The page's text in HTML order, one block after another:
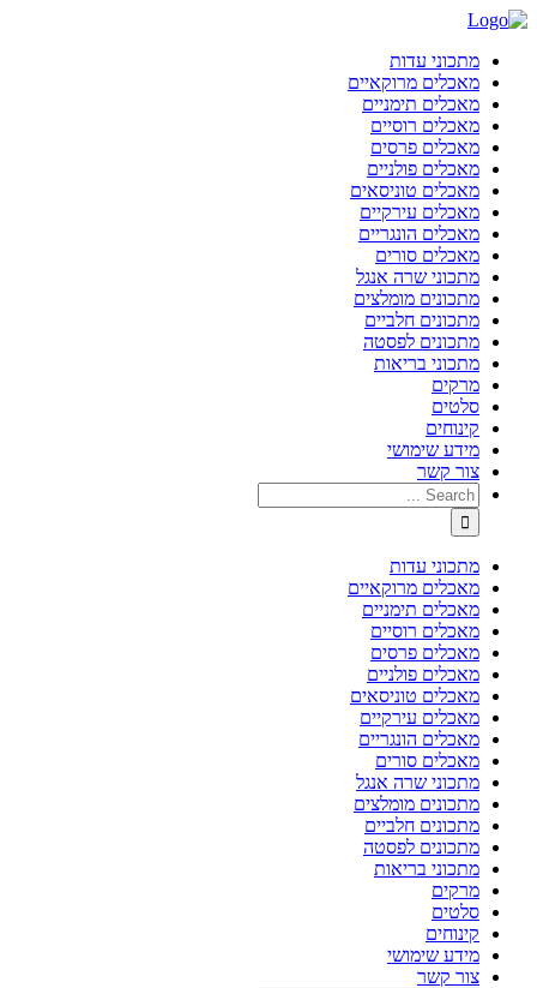
מתכוני עדות
מאכלים מרוקאיים
מאכלים תימניים
מאכלים רוסיים
מאכלים פרסים
מאכלים פולניים
מאכלים טוניסאים
מאכלים עירקיים
מאכלים הונגריים
מאכלים סורים
מתכוני שרה אנגל
מתכונים מומלצים
מתכונים חלביים
מתכונים לפסטה
מתכוני בריאות
מרקים
סלטים
קינוחים
מידע שימושי
צור קשר
מתכוני עדות
מאכלים מרוקאיים
מאכלים תימניים
מאכלים רוסיים
מאכלים פרסים
מאכלים פולניים
מאכלים טוניסאים
מאכלים עירקיים
מאכלים הונגריים
מאכלים סורים
מתכוני שרה אנגל
מתכונים מומלצים
מתכונים חלביים
מתכונים לפסטה
מתכוני בריאות
מרקים
סלטים
קינוחים
מידע שימושי
צור קשר